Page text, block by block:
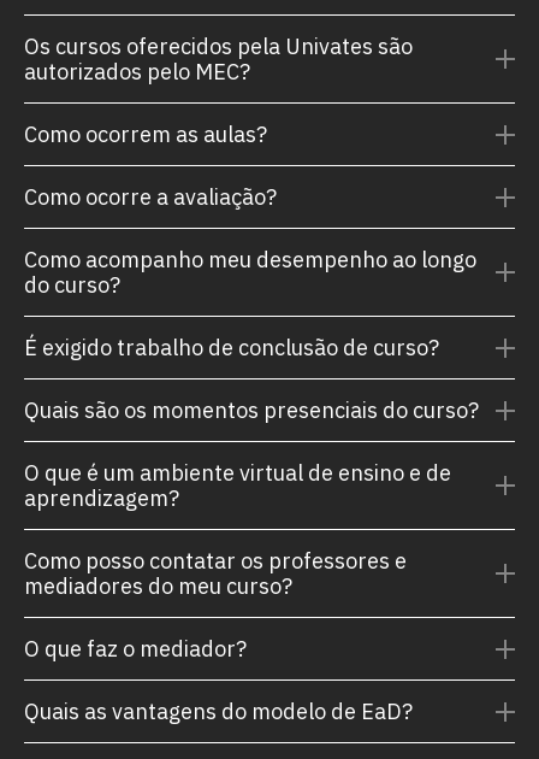
Os cursos oferecidos pela Univates são
autorizados pelo MEC?
Como ocorrem as aulas?
Como ocorre a avaliação?
Como acompanho meu desempenho ao longo
do curso?
É exigido trabalho de conclusão de curso?
Quais são os momentos presenciais do curso?
O que é um ambiente virtual de ensino e de
aprendizagem?
Como posso contatar os professores e
mediadores do meu curso?
O que faz o mediador?
Quais as vantagens do modelo de EaD?